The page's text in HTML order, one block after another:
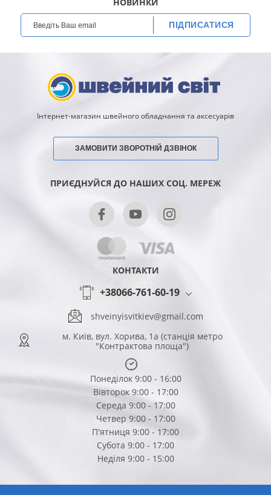
ПІДПИСАТИСЯ
Інтернет-магазин швейного обладнання та аксесуарів
ЗАМОВИТИ ЗВОРОТНІЙ ДЗВІНОК
ПРИЄДНУЙСЯ ДО НАШИХ СОЦ. МЕРЕЖ
КОНТАКТИ
+38066-761-60-19
shveinyisvitkiev@gmail.com
м. Київ, вул. Хорива, 1а (станція метро
"Контрактова площа")
Понеділок 9:00 - 16:00
Вівторок 9:00 - 17:00
Середа 9:00 - 17:00
Четвер 9:00 - 17:00
П'ятниця 9:00 - 17:00
Субота 9:00 - 17:00
Неділя 9:00 - 15:00